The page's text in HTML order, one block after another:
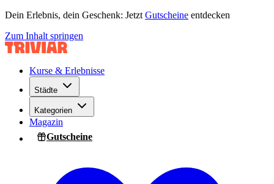
Dein Erlebnis, dein Geschenk: Jetzt Gutscheine entdecken
Zum Inhalt springen
Kurse & Erlebnisse
Städte
Kategorien
Magazin
Gutscheine